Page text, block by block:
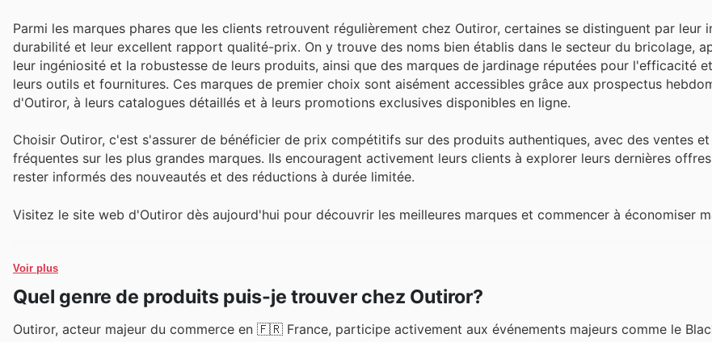
Parmi les marques phares que les clients retrouvent régulièrement chez Outiror, certaines se distinguent par leur
durabilité et leur excellent rapport qualité-prix. On y trouve des noms bien établis dans le secteur du bricolage,
leur ingéniosité et la robustesse de leurs produits, ainsi que des marques de jardinage réputées pour l'efficacité
leurs outils et fournitures. Ces marques de premier choix sont aisément accessibles grâce aux prospectus
d'Outiror, à leurs catalogues détaillés et à leurs promotions exclusives disponibles en ligne.
Choisir Outiror, c'est s'assurer de bénéficier de prix compétitifs sur des produits authentiques, avec des ventes
fréquentes sur les plus grandes marques. Ils encouragent activement leurs clients à explorer leurs dernières
rester informés des nouveautés et des réductions à durée limitée.
Visitez le site web d'Outiror dès aujourd'hui pour découvrir les meilleures marques et commencer à économiser
Voir plus
Quel genre de produits puis-je trouver chez Outiror?
Outiror, acteur majeur du commerce en 🇫🇷 France, participe activement aux événements majeurs comme le